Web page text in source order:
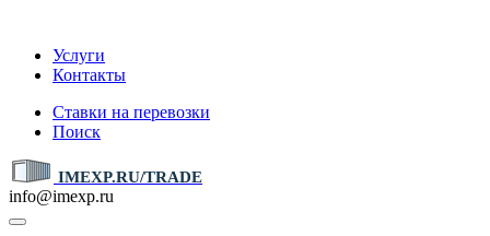
Услуги
Контакты
Ставки на перевозки
Поиск
IMEXP.RU/TRADE
info@imexp.ru